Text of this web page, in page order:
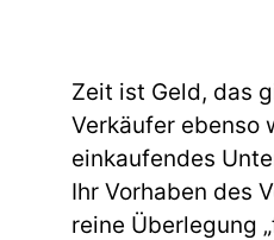
Zeit ist Geld, das
Verkäufer ebenso
einkaufendes
Ihr Vorhaben des
reine Überlegung